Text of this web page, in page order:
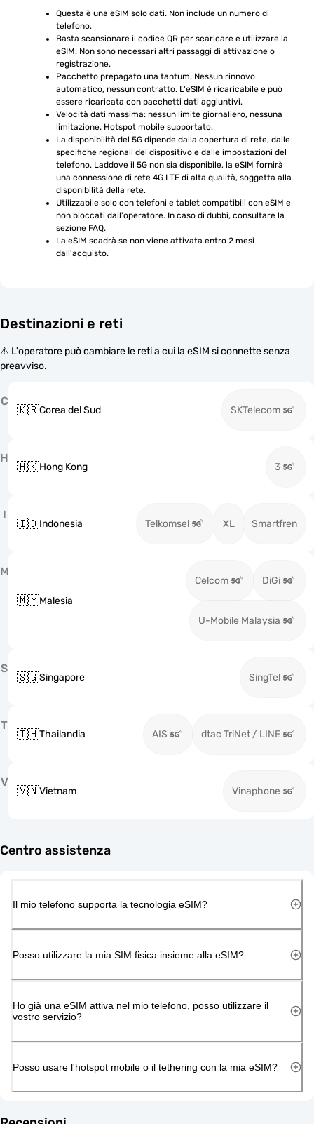
Questa è una eSIM solo dati. Non include un numero di
telefono.
Basta scansionare il codice QR per scaricare e utilizzare la
eSIM. Non sono necessari altri passaggi di attivazione o
registrazione.
Pacchetto prepagato una tantum. Nessun rinnovo
automatico, nessun contratto. L'eSIM è ricaricabile e può
essere ricaricata con pacchetti dati aggiuntivi.
Velocità dati massima: nessun limite giornaliero, nessuna
limitazione. Hotspot mobile supportato.
La disponibilità del 5G dipende dalla copertura di rete, dalle
specifiche regionali del dispositivo e dalle impostazioni del
telefono. Laddove il 5G non sia disponibile, la eSIM fornirà
una connessione di rete 4G LTE di alta qualità, soggetta alla
disponibilità della rete.
Utilizzabile solo con telefoni e tablet compatibili con eSIM e
non bloccati dall'operatore. In caso di dubbi, consultare la
sezione FAQ.
La eSIM scadrà se non viene attivata entro 2 mesi
dall'acquisto.
Destinazioni e reti
⚠️ L'operatore può cambiare le reti a cui la eSIM si connette senza
preavviso.
C
🇰🇷Corea del Sud SKTelecom
H
🇭🇰Hong Kong 3
I
🇮🇩Indonesia Telkomsel XL Smartfren
M
🇲🇾Malesia
Celcom DiGi
U-Mobile Malaysia
S
🇸🇬Singapore SingTel
T
🇹🇭Thailandia AIS dtac TriNet / LINE
V
🇻🇳Vietnam Vinaphone
Centro assistenza
Il mio telefono supporta la tecnologia eSIM?
Posso utilizzare la mia SIM fisica insieme alla eSIM?
Ho già una eSIM attiva nel mio telefono, posso utilizzare il
vostro servizio?
Posso usare l'hotspot mobile o il tethering con la mia eSIM?